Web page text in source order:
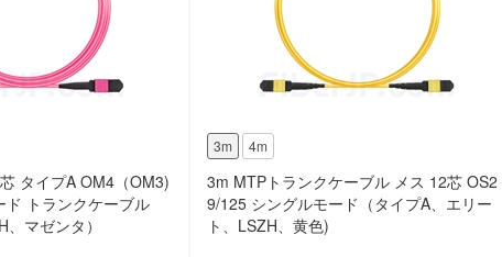
タイプA OM4（OM3)
トランクケーブル
、マゼンタ）
3m 4m
3m MTPトランクケーブル メス 12芯 OS2
9/125 シングルモード（タイプA、エリー
ト、LSZH、黄色)